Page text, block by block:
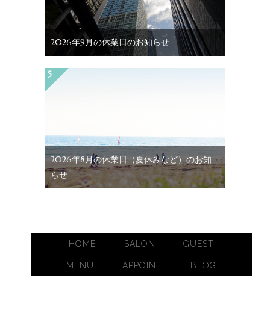
2026年9月の休業日のお知らせ
2026年8月の休業日（夏休みなど）のお知
らせ
HOME SALON GUEST
MENU APPOINT BLOG